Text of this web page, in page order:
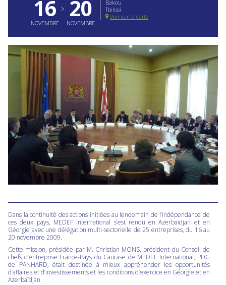
16
NOVEMBRE
20
NOVEMBRE
Bakou
Tbilissi
Voir sur la carte
Dans la continuité des actions initiées au lendemain de l’indépendance de
ces deux pays, MEDEF International s’est rendu en Azerbaïdjan et en
Géorgie avec une délégation multi-sectorielle de 25 entreprises, du 16 au
20 novembre 2009.
Cette mission, présidée par M. Christian MONS, président du Conseil de
chefs d’entreprise France-Pays du Caucase de MEDEF International, PDG
de PANHARD, était destinée à mieux appréhender les opportunités
d’affaires et d’investissements et les conditions d’exercice en Géorgie et en
Azerbaïdjan.